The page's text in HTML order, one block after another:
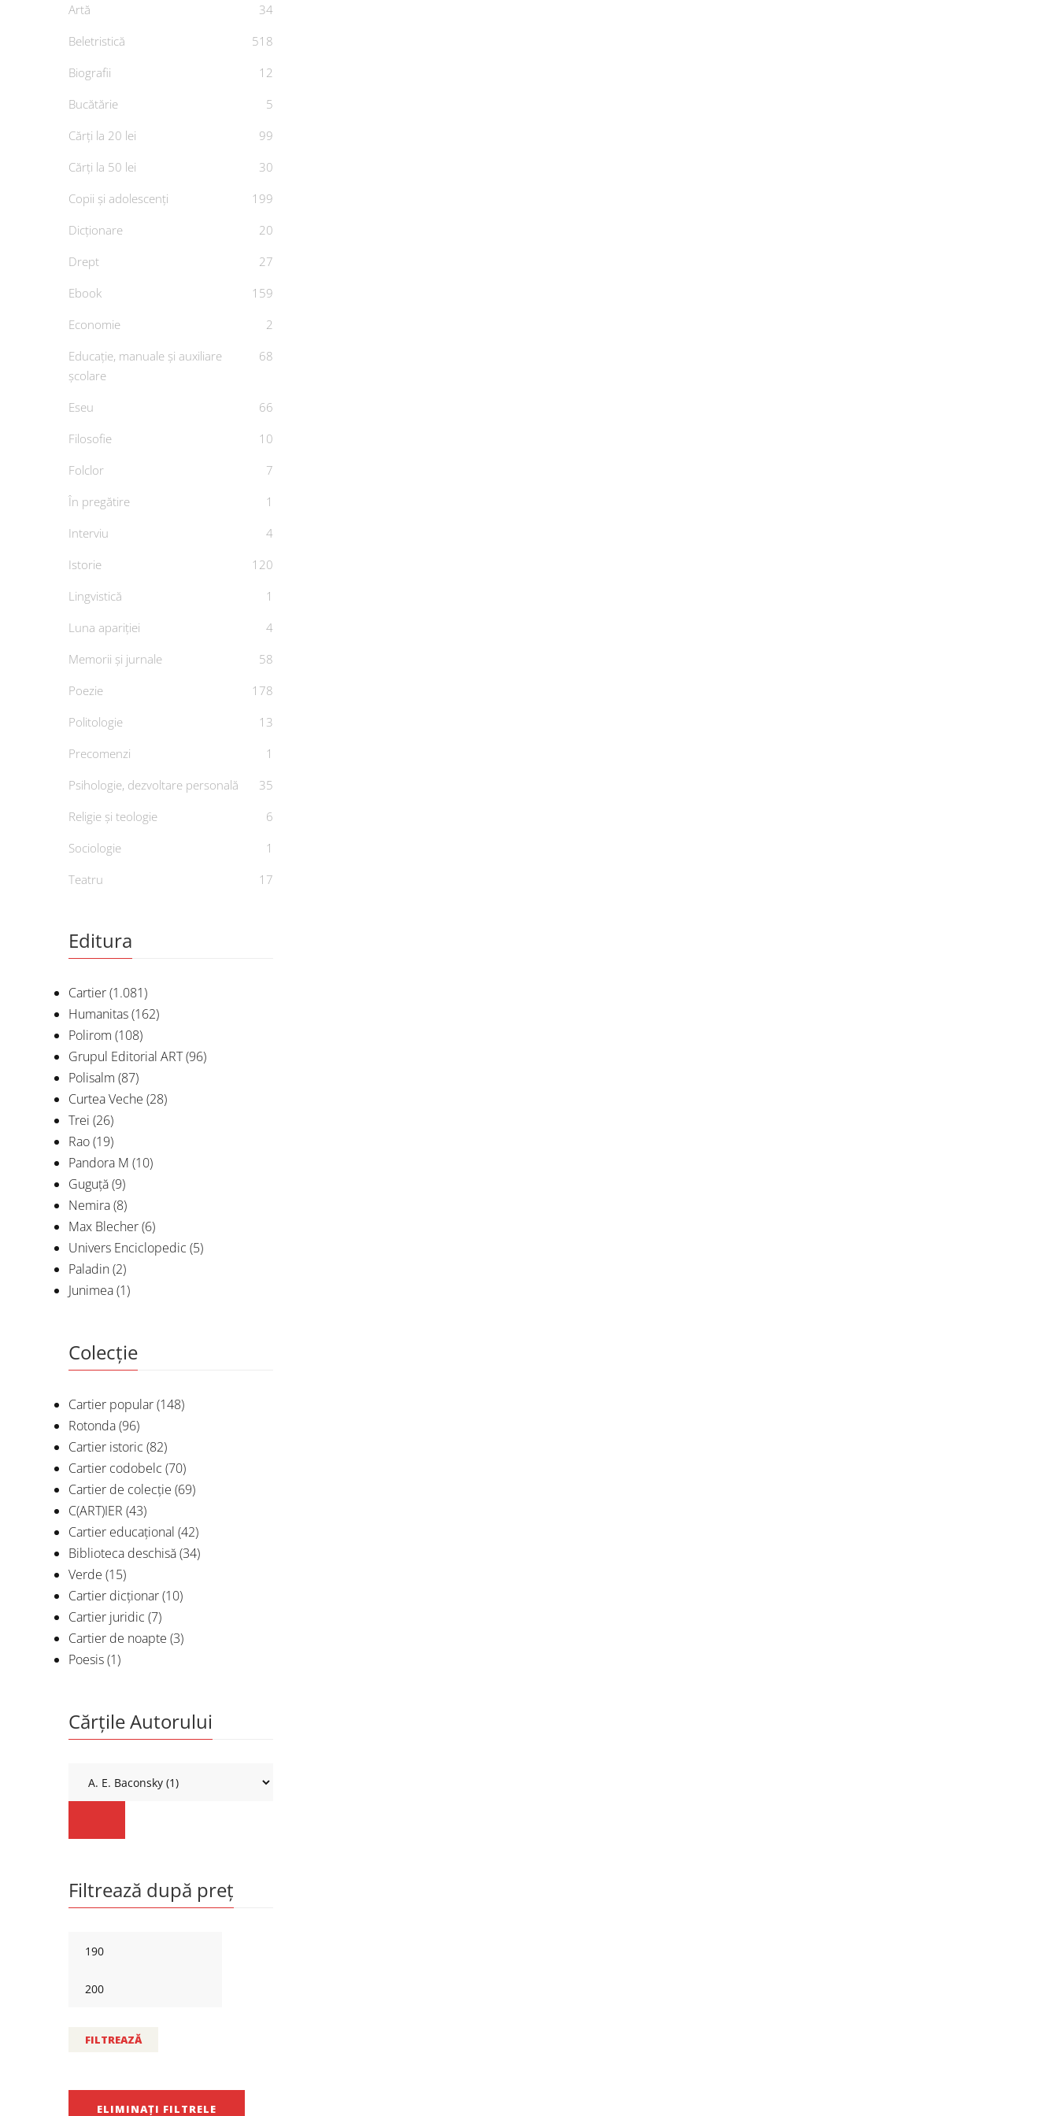
Artă
34
Beletristică
518
Biografii
12
Bucătărie
5
Cărți la 20 lei
99
Cărți la 50 lei
30
Copii și adolescenți
199
Dicționare
20
Drept
27
Ebook
159
Economie
2
Educație, manuale și auxiliare
școlare
68
Eseu
66
Filosofie
10
Folclor
7
În pregătire
1
Interviu
4
Istorie
120
Lingvistică
1
Luna apariției
4
Memorii și jurnale
58
Poezie
178
Politologie
13
Precomenzi
1
Psihologie, dezvoltare personală
35
Religie și teologie
6
Sociologie
1
Teatru
17
Editura
Cartier(1.081)
Humanitas(162)
Polirom (108)
Grupul Editorial ART(96)
Polisalm (87)
Curtea Veche (28)
Trei (26)
Rao(19)
Pandora M (10)
Guguță(9)
Nemira(8)
Max Blecher(6)
Univers Enciclopedic (5)
Paladin(2)
Junimea(1)
Colecție
Cartier popular(148)
Rotonda(96)
Cartier istoric (82)
Cartier codobelc (70)
Cartier de colecție (69)
C(ART)IER (43)
Cartier educațional (42)
Biblioteca deschisă(34)
Verde (15)
Cartier dicționar(10)
Cartier juridic (7)
Cartier de noapte (3)
Poesis(1)
Cărțile Autorului
Filtrează după preț
FILTREAZĂ
ELIMINAȚI FILTRELE